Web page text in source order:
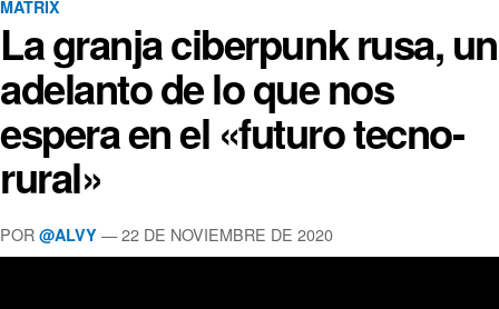
MATRIX
La granja ciberpunk rusa, un
adelanto de lo que nos
espera en el «futuro tecno-
rural»
POR @ALVY —22 DE NOVIEMBRE DE 2020